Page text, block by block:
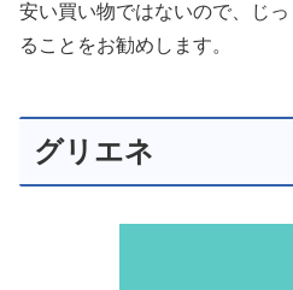
安い買い物ではないので、じ
ることをお勧めします。
グリエネ